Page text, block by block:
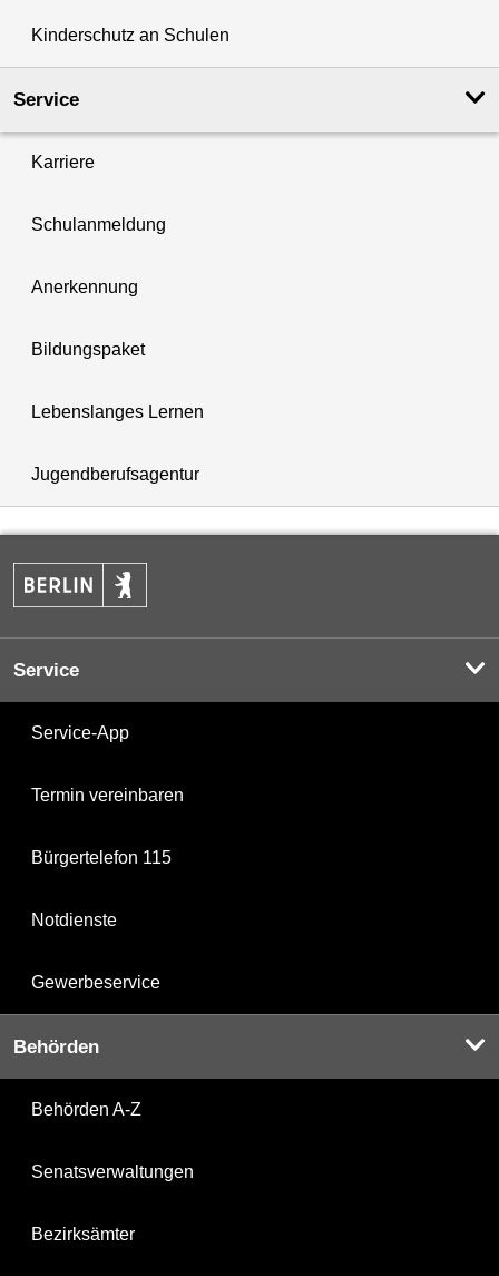
Kinderschutz an Schulen
Service
Karriere
Schulanmeldung
Anerkennung
Bildungspaket
Lebenslanges Lernen
Jugendberufsagentur
Service
Service-App
Termin vereinbaren
Bürgertelefon 115
Notdienste
Gewerbeservice
Behörden
Behörden A-Z
Senatsverwaltungen
Bezirksämter